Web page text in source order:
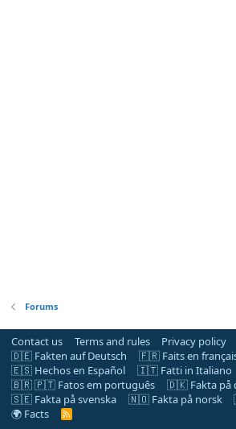
Forums
Contact us Terms and rules Privacy policy
🇩🇪 Fakten auf Deutsch
🇫🇷 Faits en
🇪🇸 Hechos en Español
🇮🇹 Fatti in Italiano
🇧🇷 🇵🇹 Fatos em português
🇩🇰 Fakta på
🇸🇪 Fakta på svenska
🇳🇴 Fakta på norsk
🌍 Facts
R